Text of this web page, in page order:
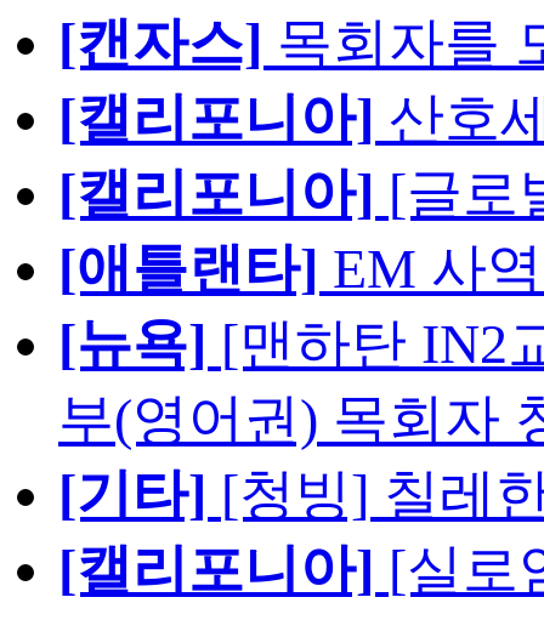
[캔자스] 목회자를
[캘리포니아] 산호
[캘리포니아] [글로
[애틀랜타] EM 사
[뉴욕] [맨하탄 IN2
부(영어권) 목회자
[기타] [청빙] 칠레
[캘리포니아] [실로